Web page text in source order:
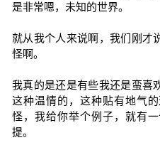
是非常嗯，未知的世界。
就从我个人来说啊，我们刚才
怪啊。
我真的是还是有些我还是蛮喜
这种温情的，这种贴有地气
怪，我给你举个例子，就有
提。